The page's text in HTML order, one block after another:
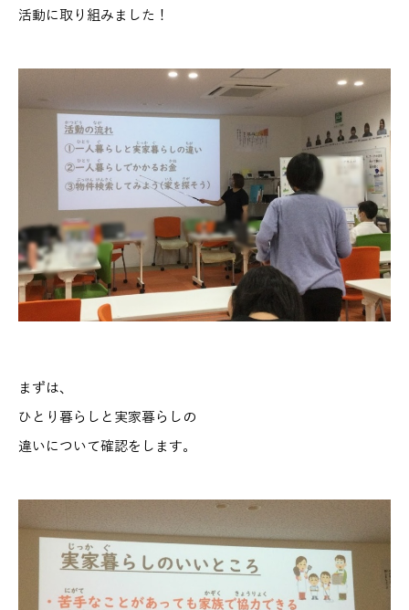
活動に取り組みました！
まずは、
ひとり暮らしと実家暮らしの
違いについて確認をします。